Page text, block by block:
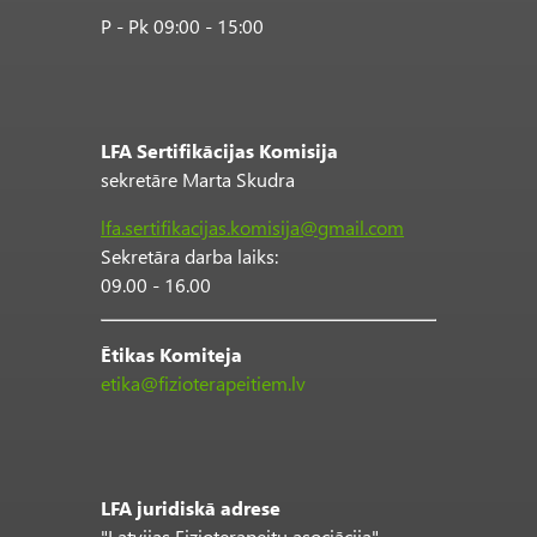
P - Pk 09:00 - 15:00
LFA Sertifikācijas Komisija
sekretāre Marta Skudra
lfa.sertifikacijas.komisija@gmail.com
Sekretāra darba laiks:
09.00 - 16.00
Ētikas Komiteja
etika@fizioterapeitiem.lv
LFA juridiskā adrese